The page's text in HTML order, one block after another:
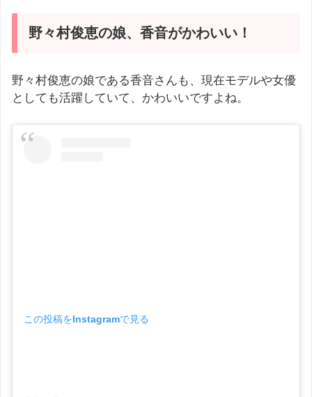
野々村俊恵の娘、香音がかわいい！
野々村俊恵の娘である香音さんも、現在モデルや女優
としても活躍していて、かわいいですよね。
この投稿をInstagramで見る